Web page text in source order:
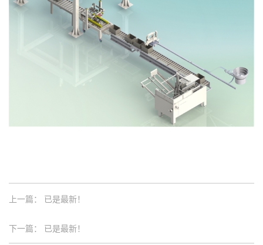
上一篇： 已是最新！
下一篇： 已是最新！